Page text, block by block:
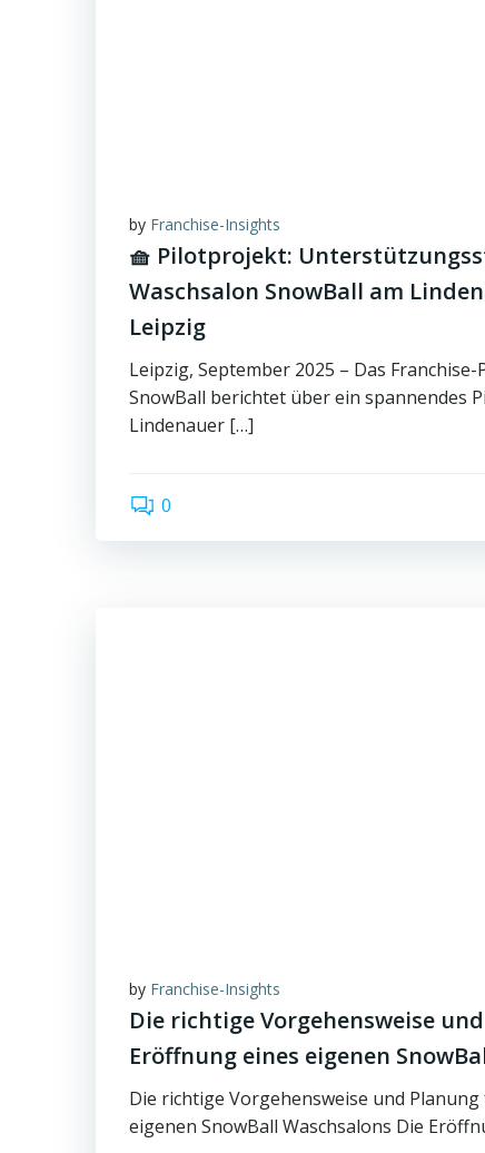
by Franchise-Insights
🧺 Pilotprojekt:
Waschsalon SnowBall am
Leipzig
Leipzig, September 2025 – Das
SnowBall berichtet über ein spannendes
Lindenauer […]
0
by Franchise-Insights
Die richtige Vorgehensweise
Eröffnung eines eigenen
Die richtige Vorgehensweise und
eigenen SnowBall Waschsalons Die